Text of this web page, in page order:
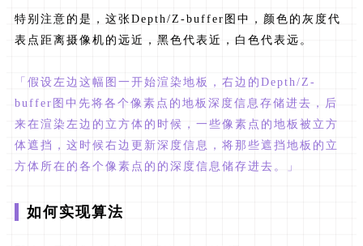
特别注意的是，这张Depth/Z-buffer图中，颜色的灰度代
表点距离摄像机的远近，黑色代表近，白色代表远。
「假设左边这幅图一开始渲染地板，右边的Depth/Z-
buffer图中先将各个像素点的地板深度信息存储进去，后
来在渲染左边的立方体的时候，一些像素点的地板被立方
体遮挡，这时候右边更新深度信息，将那些遮挡地板的立
方体所在的各个像素点的的深度信息储存进去。」
如何实现算法